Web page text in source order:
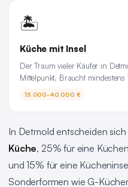
🏝️
Küche mit Insel
Der Traum vieler Käufer in
Mittelpunkt. Braucht mindestens
15.000-40.000 €
In Detmold entscheiden sich
Küche, 25% für eine
und 15% für eine
Sonderformen wie G-